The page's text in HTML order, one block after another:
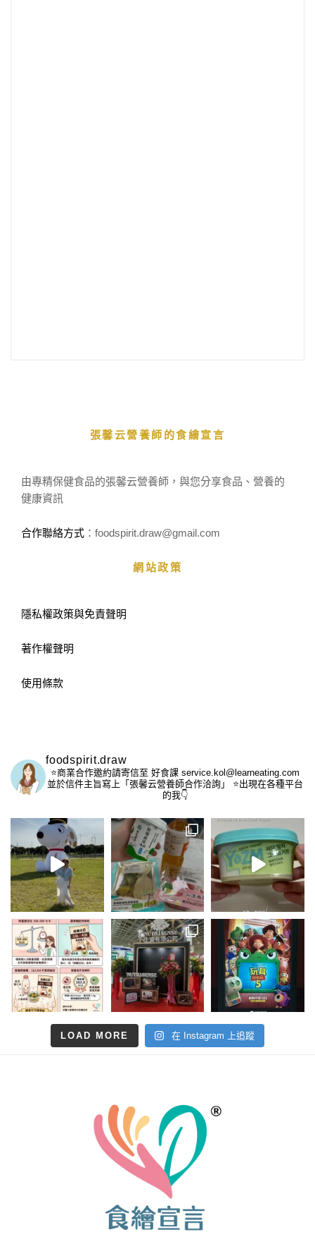
張馨云營養師的食繪宣言
由專精保健食品的張馨云營養師，與您分享食品、營養的
健康資訊
合作聯絡方式 ：foodspirit.draw@gmail.com
網站政策
隱私權政策與免責聲明
著作權聲明
使用條款
foodspirit.draw
⭐️商業合作邀約請寄信至 好食課 service.kol@learneating.com
並於信件主旨寫上「張馨云營養師合作洽詢」
⭐️出現在各種平台
的我👇
LOAD MORE 在 Instagram 上追蹤